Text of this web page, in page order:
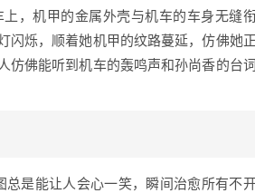
，机甲的金属外壳与机车的车身无缝
闪烁，顺着她机甲的纹路蔓延，仿佛她正
仿佛能听到机车的轰鸣声和孙尚香的台词
是能让人会心一笑，瞬间治愈所有不